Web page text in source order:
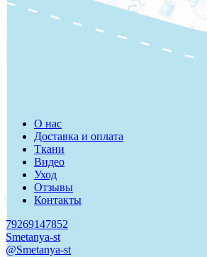
О нас
Доставка и оплата
Ткани
Видео
Уход
Отзывы
Контакты
79269147852
Smetanya-st
@Smetanya-st